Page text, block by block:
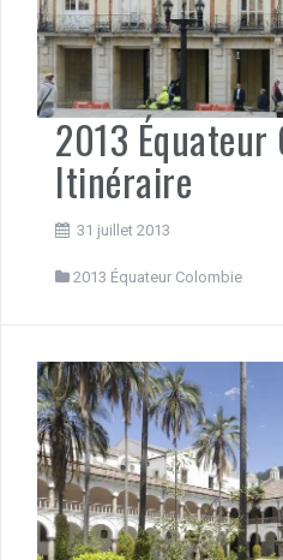
2013 Équateur
Itinéraire
31 juillet 2013
2013 Équateur Colombie